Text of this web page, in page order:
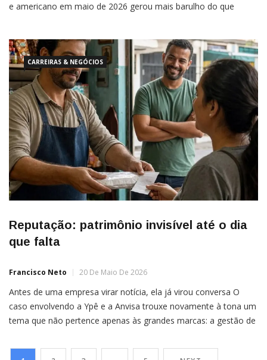
e americano em maio de 2026 gerou mais barulho do que
inteligência artificial (IA). Ao defender que empresas
interessadas em instalar grandes
CARREIRAS & NEGÓCIOS
Reputação: patrimônio invisível até o dia
que falta
Francisco Neto 20 De Maio De 2026
Antes de uma empresa virar notícia, ela já virou conversa O
caso envolvendo a Ypê e a Anvisa trouxe novamente à tona um
tema que não pertence apenas às grandes marcas: a gestão de
produtos suspensos, questionamentos técnicos e pressão